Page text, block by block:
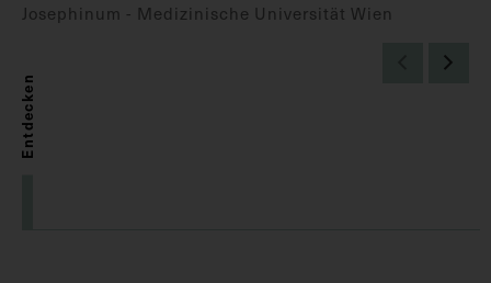
Josephinum - Medizinische Universität Wien
Entdecken